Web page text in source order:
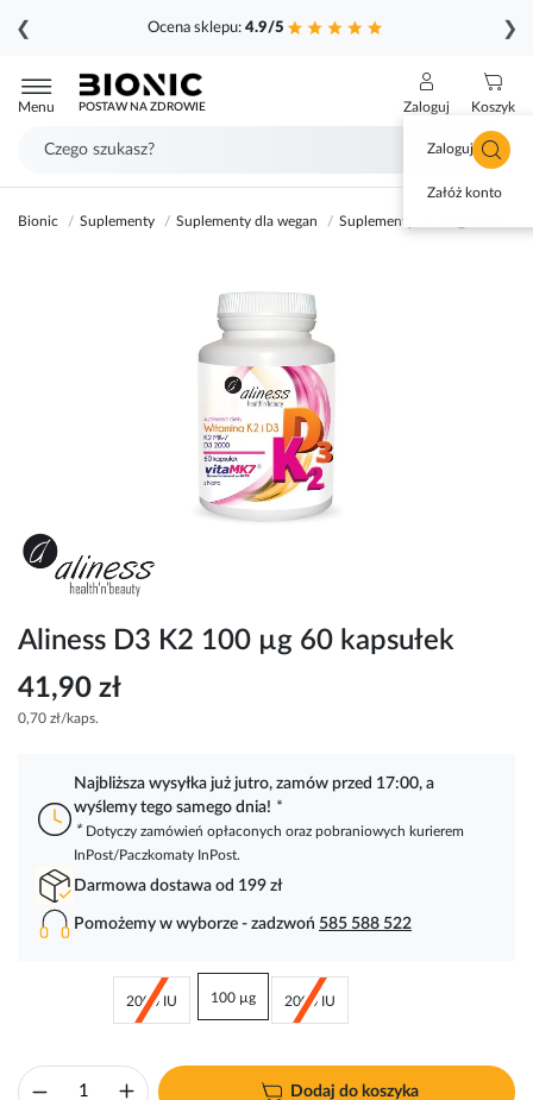
Ocena sklepu: 4.9/5
❮ ❯
do
treści
Menu POSTAW NA ZDROWIE Zaloguj
Zaloguj się
Załóż konto
Koszyk
Bionic Suplementy Suplementy dla wegan Suplementy dla wegetarian
Przejdź
na
początek
Aliness D3 K2 100 µg 60 kapsułek
41,90 zł
0,70 zł/kaps.
Najbliższa wysyłka już jutro, zamów przed 17:00, a
wyślemy tego samego dnia! *
* Dotyczy zamówień opłaconych oraz pobraniowych kurierem
InPost/Paczkomaty InPost.
Darmowa dostawa od 199 zł
Pomożemy w wyborze - zadzwoń 585 588 522
2000 IU 100 µg 2000 IU
Dodaj do koszyka